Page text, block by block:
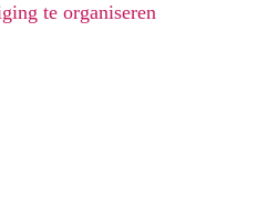
te organiseren